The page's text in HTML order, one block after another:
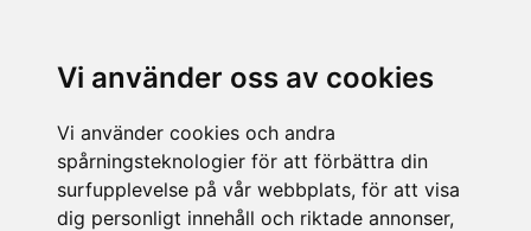
Vi använder oss av cookies
Vi använder cookies och andra
spårningsteknologier för att förbättra din
surfupplevelse på vår webbplats, för att visa
dig personligt innehåll och riktade annonser,